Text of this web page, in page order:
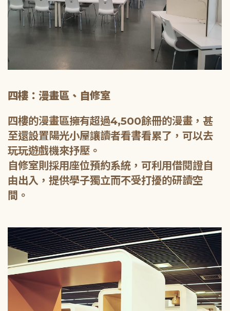
四樓：漫畫區、自修室
四樓的漫畫區擁有超過4,500餘冊的漫畫，甚
至還設置陽光小屋讓讀者看書看累了，可以去
玩玩遊戲機來抒壓。
自修室則採用座位預約系統，可利用借閱證自
由出入，提供學子獨立而不受打擾的研讀空
間。